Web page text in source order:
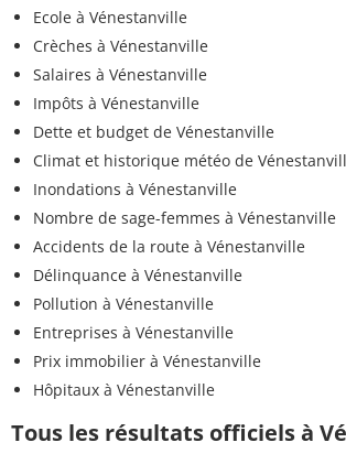
Ecole à Vénestanville
Crèches à Vénestanville
Salaires à Vénestanville
Impôts à Vénestanville
Dette et budget de Vénestanville
Climat et historique météo de
Inondations à Vénestanville
Nombre de sage-femmes à Vénestanville
Accidents de la route à Vénestanville
Délinquance à Vénestanville
Pollution à Vénestanville
Entreprises à Vénestanville
Prix immobilier à Vénestanville
Hôpitaux à Vénestanville
Tous les résultats officiels à